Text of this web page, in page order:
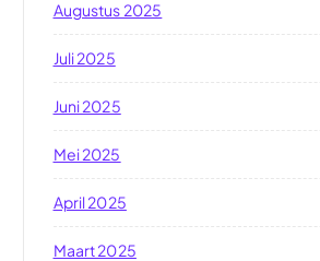
Augustus 2025
Juli 2025
Juni 2025
Mei 2025
April 2025
Maart 2025